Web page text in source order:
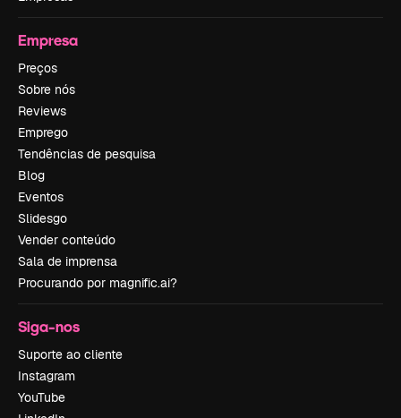
Empresa
Preços
Sobre nós
Reviews
Emprego
Tendências de pesquisa
Blog
Eventos
Slidesgo
Vender conteúdo
Sala de imprensa
Procurando por magnific.ai?
Siga-nos
Suporte ao cliente
Instagram
YouTube